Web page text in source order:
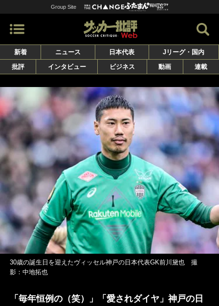
Group Site
新着 ニュース 日本代表
Jリーグ・国内
批評
インタビュー ビジネス 動画 連載
30歳の誕生日を迎えたヴィッセル神戸の日本代表GK前川黛也 撮
影：中地拓也
「毎年恒例の（笑）」「愛されダイヤ」神戸の日